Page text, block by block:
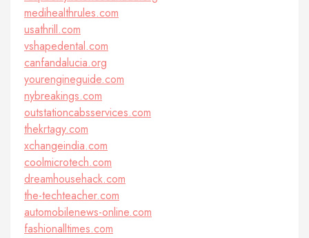
medihealthrules.com
usathrill.com
vshapedental.com
canfandalucia.org
yourengineguide.com
nybreakings.com
outstationcabsservices.com
thekrtagy.com
xchangeindia.com
coolmicrotech.com
dreamhousehack.com
the-techteacher.com
automobilenews-online.com
fashionalltimes.com